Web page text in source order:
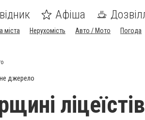
Афіша
міста Нерухомість Авто / Мото Погода
джерело
ліцеїстів